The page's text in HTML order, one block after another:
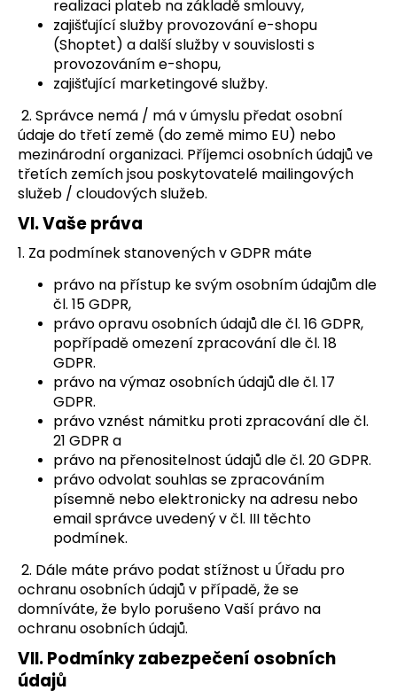
realizaci plateb na základě smlouvy,
zajišťující služby provozování e-shopu
(Shoptet) a další služby v souvislosti s
provozováním e-shopu,
zajišťující marketingové služby.
2. Správce nemá / má v úmyslu předat osobní
údaje do třetí země (do země mimo EU) nebo
mezinárodní organizaci. Příjemci osobních údajů ve
třetích zemích jsou poskytovatelé mailingových
služeb / cloudových služeb.
VI.Vaše práva
1. Za podmínek stanovených v GDPR máte
právo na přístup ke svým osobním údajům dle
čl. 15 GDPR,
právo opravu osobních údajů dle čl. 16 GDPR,
popřípadě omezení zpracování dle čl. 18
GDPR.
právo na výmaz osobních údajů dle čl. 17
GDPR.
právo vznést námitku proti zpracování dle čl.
21 GDPR a
právo na přenositelnost údajů dle čl. 20 GDPR.
právo odvolat souhlas se zpracováním
písemně nebo elektronicky na adresu nebo
email správce uvedený v čl. III těchto
podmínek.
2. Dále máte právo podat stížnost u Úřadu pro
ochranu osobních údajů v případě, že se
domníváte, že bylo porušeno Vaší právo na
ochranu osobních údajů.
VII.Podmínky zabezpečení osobních
údajů